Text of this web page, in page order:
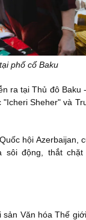
phố cổ Baku
ra tại Thủ đô Baku
Sheher" và
hội Azerbaijan,
động, thắt
Văn hóa Thế